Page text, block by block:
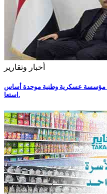
أخبار وتقارير
مؤسسة عسكرية وطنية موحدة أساس
استعا.